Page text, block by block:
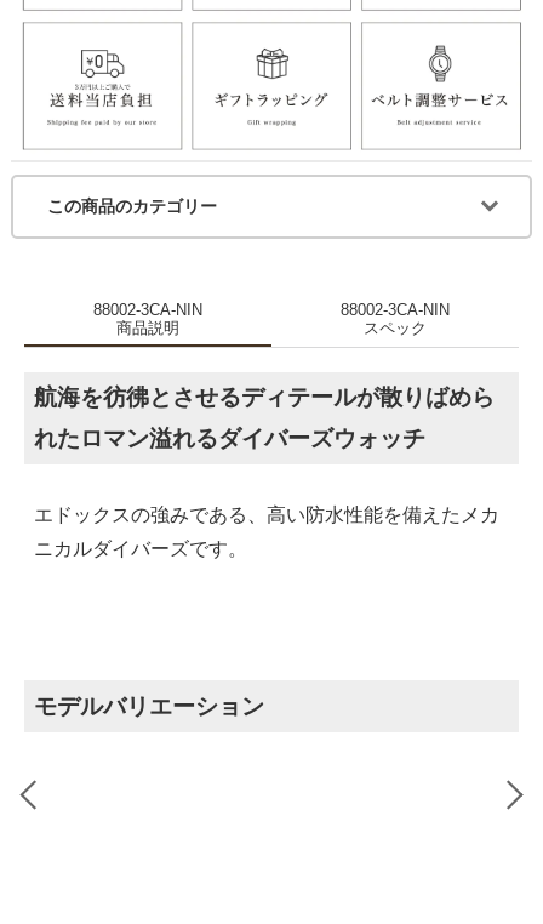
この商品のカテゴリー
88002-3CA-NIN
商品説明
88002-3CA-NIN
スペック
航海を彷彿とさせるディテールが散りばめら
れたロマン溢れるダイバーズウォッチ
エドックスの強みである、高い防水性能を備えたメカ
ニカルダイバーズです。
モデルバリエーション